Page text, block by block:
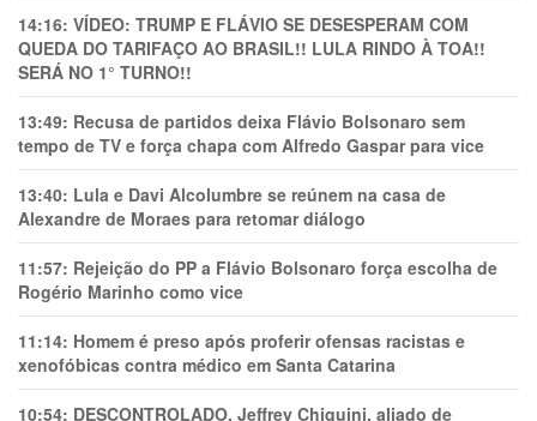
14:16: VÍDEO: TRUMP E FLÁVIO SE DESESPERAM COM
QUEDA DO TARIFAÇO AO BRASIL!! LULA RINDO À TOA!!
SERÁ NO 1° TURNO!!
13:49: Recusa de partidos deixa Flávio Bolsonaro sem
tempo de TV e força chapa com Alfredo Gaspar para vice
13:40: Lula e Davi Alcolumbre se reúnem na casa de
Alexandre de Moraes para retomar diálogo
11:57: Rejeição do PP a Flávio Bolsonaro força escolha de
Rogério Marinho como vice
11:14: Homem é preso após proferir ofensas racistas e
xenofóbicas contra médico em Santa Catarina
10:54: DESCONTROLADO, Jeffrey Chiquini, aliado de